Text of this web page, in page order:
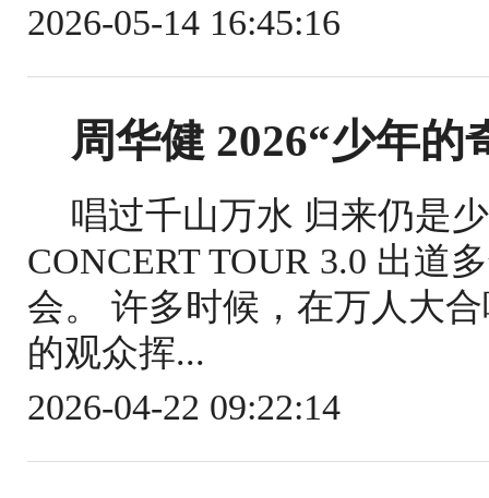
2026-05-14 16:45:16
周华健 2026“少年的
唱过千山万水 归来仍是
CONCERT TOUR 3.0 出道
会。 许多时候，在万人大
的观众挥...
2026-04-22 09:22:14